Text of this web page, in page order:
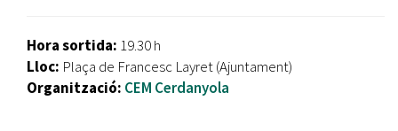
Hora sortida: 19.30 h
Lloc: Plaça de Francesc Layret (Ajuntament)
Organització: CEM Cerdanyola